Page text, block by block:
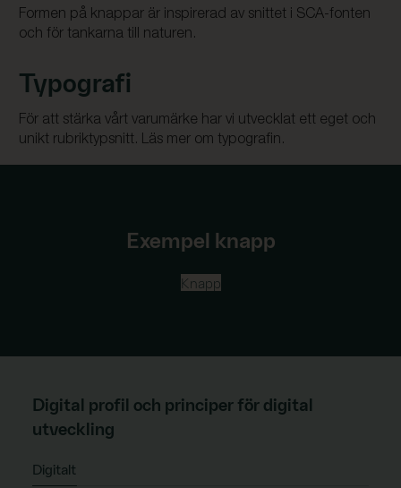
Formen på knappar är inspirerad av snittet i SCA-fonten
och för tankarna till naturen.
Typografi
För att stärka vårt varumärke har vi utvecklat ett eget och
unikt rubriktypsnitt. Läs mer om typografin.
Exempel knapp
Knapp
Digital profil och principer för digital
utveckling
Digitalt